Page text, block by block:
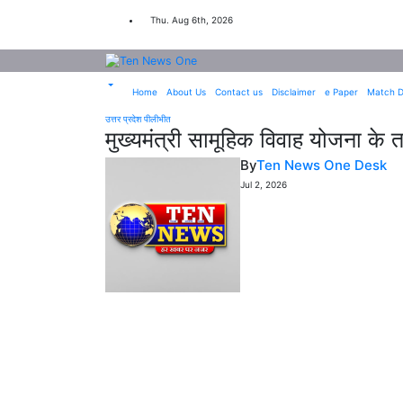
Thu. Aug 6th, 2026
Home About Us Contact us Disclaimer e Paper Match
उत्तर प्रदेशपीलीभीत
मुख्यमंत्री सामूहिक विवाह योजना के
ByTen News One Desk
Jul 2, 2026